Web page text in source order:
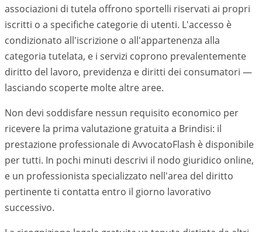
associazioni di tutela offrono sportelli riservati ai propri
iscritti o a specifiche categorie di utenti. L'accesso è
condizionato all'iscrizione o all'appartenenza alla
categoria tutelata, e i servizi coprono prevalentemente
diritto del lavoro, previdenza e diritti dei consumatori —
lasciando scoperte molte altre aree.
Non devi soddisfare nessun requisito economico per
ricevere la prima valutazione gratuita a Brindisi: il
prestazione professionale di AvvocatoFlash è disponibile
per tutti. In pochi minuti descrivi il nodo giuridico online,
e un professionista specializzato nell'area del diritto
pertinente ti contatta entro il giorno lavorativo
successivo.